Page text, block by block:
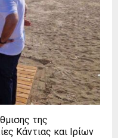
της
Κάντιας και Ιρίων